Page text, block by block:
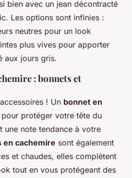
bien avec un jean décontracté
Les options sont infinies :
neutres pour un look
plus vives pour apporter
aux jours gris.
: bonnets et
! Un bonnet en
protéger votre tête du
une note tendance à votre
en cachemire sont également
et chaudes, elles complètent
tout en vous protégeant des